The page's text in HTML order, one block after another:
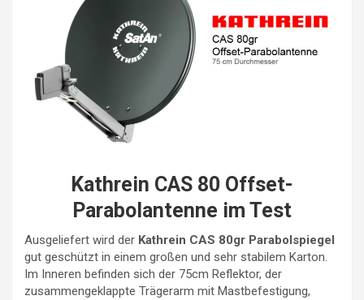
Kathrein CAS 80 Offset-
Parabolantenne im Test
Ausgeliefert wird der Kathrein CAS 80gr Parabolspiegel
gut geschützt in einem großen und sehr stabilem Karton.
Im Inneren befinden sich der 75cm Reflektor, der
zusammengeklappte Trägerarm mit Mastbefestigung,